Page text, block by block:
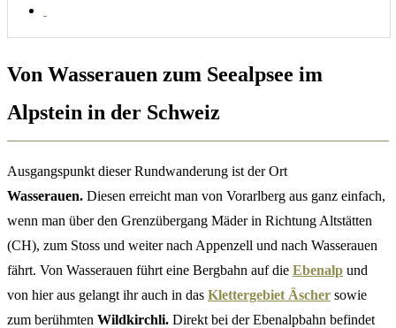
Von Wasserauen zum Seealpsee im
Alpstein in der Schweiz
Ausgangspunkt dieser Rundwanderung ist der Ort
Wasserauen. Diesen erreicht man von Vorarlberg aus ganz einfach,
wenn man über den Grenzübergang Mäder in Richtung Altstätten
(CH), zum Stoss und weiter nach Appenzell und nach Wasserauen
fährt. Von Wasserauen führt eine Bergbahn auf die Ebenalp und
von hier aus gelangt ihr auch in das Klettergebiet Äscher sowie
zum berühmten Wildkirchli. Direkt bei der Ebenalpbahn befindet